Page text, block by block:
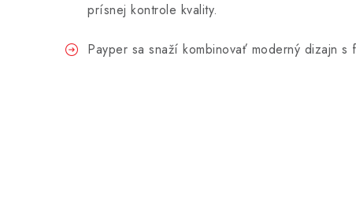
prísnej kontrole kvality.
Payper sa snaží kombinovať moderný dizajn